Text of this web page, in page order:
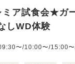
ア試食会★ガ
しWD体験
〜/10:00〜/15:00